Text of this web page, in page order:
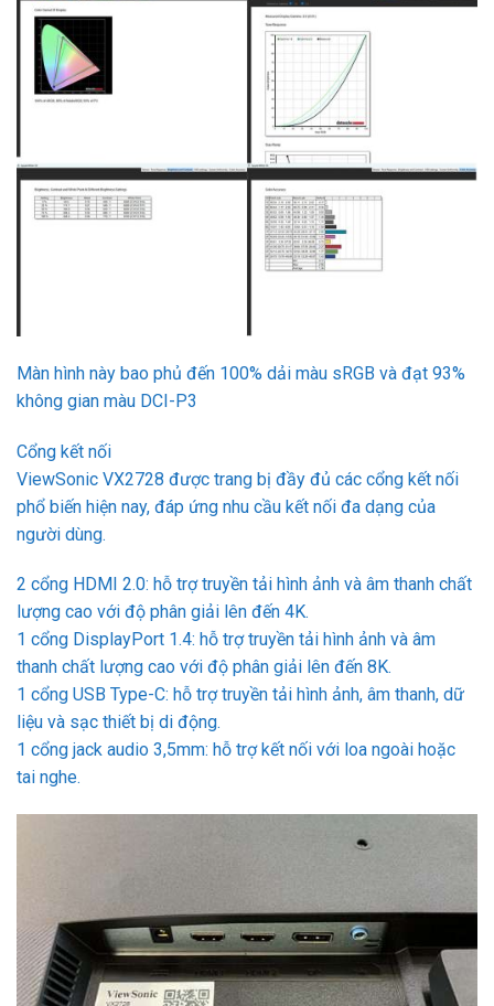
Màn hình này bao phủ đến 100% dải màu sRGB và đạt 93%
không gian màu DCI-P3
Cổng kết nối
ViewSonic VX2728 được trang bị đầy đủ các cổng kết nối
phổ biến hiện nay, đáp ứng nhu cầu kết nối đa dạng của
người dùng.
2 cổng HDMI 2.0: hỗ trợ truyền tải hình ảnh và âm thanh chất
lượng cao với độ phân giải lên đến 4K.
1 cổng DisplayPort 1.4: hỗ trợ truyền tải hình ảnh và âm
thanh chất lượng cao với độ phân giải lên đến 8K.
1 cổng USB Type-C: hỗ trợ truyền tải hình ảnh, âm thanh, dữ
liệu và sạc thiết bị di động.
1 cổng jack audio 3,5mm: hỗ trợ kết nối với loa ngoài hoặc
tai nghe.